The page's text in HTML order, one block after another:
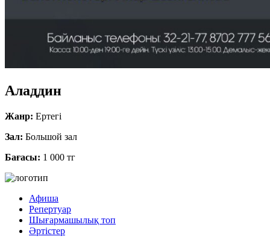
Аладдин
Жанр: Ертегі
Зал: Большой зал
Бағасы: 1 000 тг
Афиша
Репертуар
Шығармашылық топ
Әртістер